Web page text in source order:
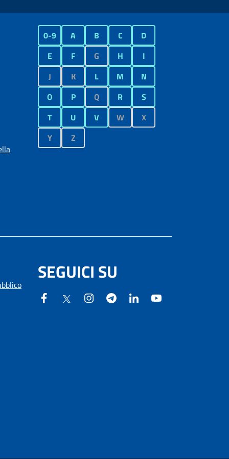
0-9 A B C
D
E
F G H
I
J
K L M
N
O
P Q R
S
T
U V W
X
Y
Z
SEGUICI SU